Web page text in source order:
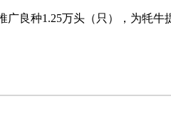
良种1.25万头（只），为牦牛